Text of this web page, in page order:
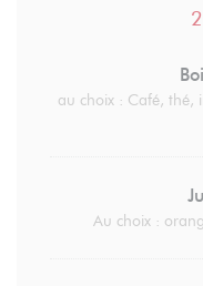
au choix : Café, thé,
Au choix :